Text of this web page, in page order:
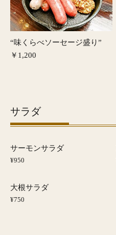
“味くらべソーセージ盛り”
￥1,200
サラダ
サーモンサラダ
¥950
大根サラダ
¥750